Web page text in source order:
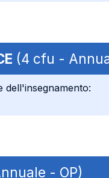
(4 cfu -
dell'insegnamento:
- OP)